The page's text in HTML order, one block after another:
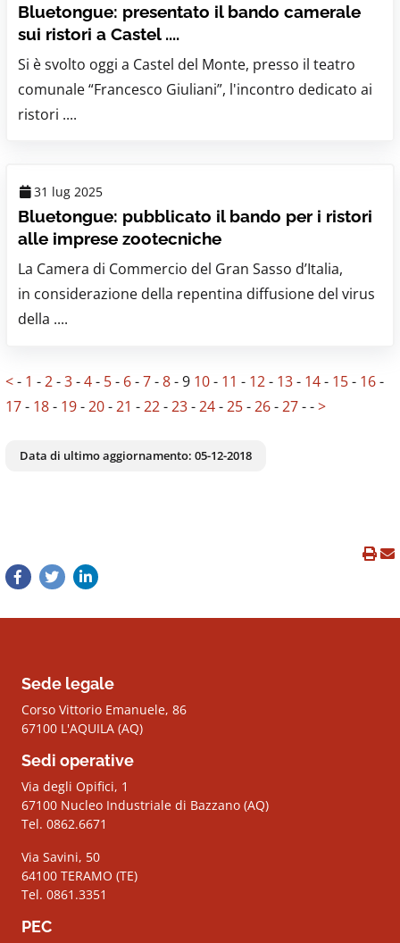
Bluetongue: presentato il bando camerale
sui ristori a Castel ....
Si è svolto oggi a Castel del Monte, presso il teatro
comunale “Francesco Giuliani”, l'incontro dedicato ai
ristori ....
31 lug 2025
Bluetongue: pubblicato il bando per i ristori
alle imprese zootecniche
La Camera di Commercio del Gran Sasso d’Italia,
in considerazione della repentina diffusione del virus
della ....
<- 1 -2-3-4- 5- 6-7-8-9 10- 11 - 12- 13- 14- 15- 16-
17- 18- 19-20-21 -22-23-24-25-26-27-->
Data di ultimo aggiornamento: 05-12-2018
Sede legale
Corso Vittorio Emanuele, 86
67100 L'AQUILA (AQ)
Sedi operative
Via degli Opifici, 1
67100 Nucleo Industriale di Bazzano (AQ)
Tel. 0862.6671
Via Savini, 50
64100 TERAMO (TE)
Tel. 0861.3351
PEC